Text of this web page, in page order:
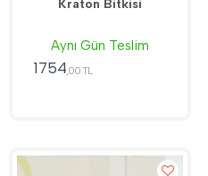
Kraton Bitkisi
Aynı Gün Teslim
1754,00 TL